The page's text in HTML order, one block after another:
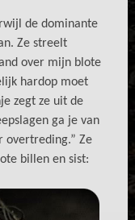
de dominante
Ze streelt
over mijn blote
hardop moet
zegt ze uit de
ga je van
overtreding.” Ze
billen en sist: